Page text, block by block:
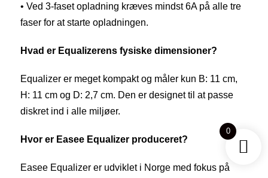
• Ved 3-faset opladning kræves mindst 6A på alle tre
faser for at starte opladningen.
Hvad er Equalizerens fysiske dimensioner?
Equalizer er meget kompakt og måler kun B: 11 cm,
H: 11 cm og D: 2,7 cm. Den er designet til at passe
diskret ind i alle miljøer.
Hvor er Easee Equalizer produceret?
Easee Equalizer er udviklet i Norge med fokus på
0